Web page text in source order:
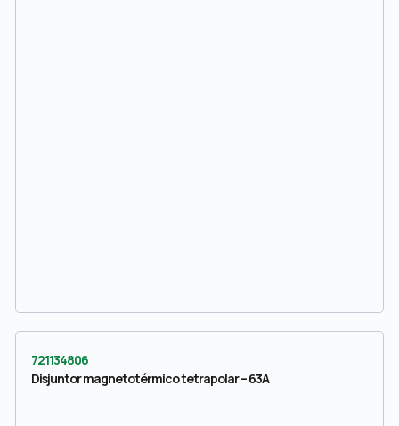
721134806
Disjuntor magnetotérmico tetrapolar – 63A